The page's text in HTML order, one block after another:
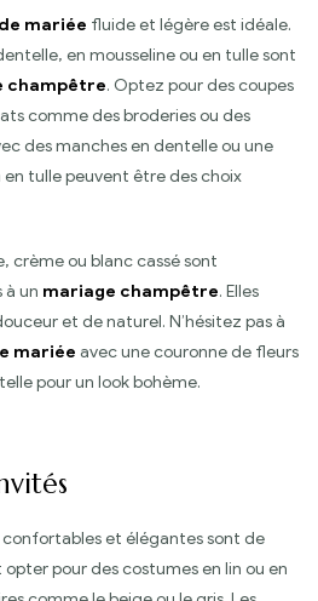
mariée fluide et légère est idéale.
en mousseline ou en tulle sont
champêtre. Optez pour des coupes
comme des broderies ou des
des manches en dentelle ou une
tulle peuvent être des choix
crème ou blanc cassé sont
un mariage champêtre. Elles
et de naturel. N’hésitez pas à
mariée avec une couronne de fleurs
pour un look bohème.
confortables et élégantes sont de
pour des costumes en lin ou en